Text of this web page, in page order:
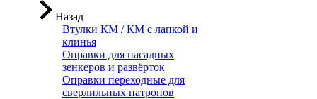
Назад
Втулки КМ / КМ с лапкой и
клинья
Оправки для насадных
зенкеров и развёрток
Оправки переходные для
сверлильных патронов